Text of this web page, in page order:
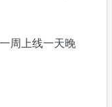
周上线一天晚